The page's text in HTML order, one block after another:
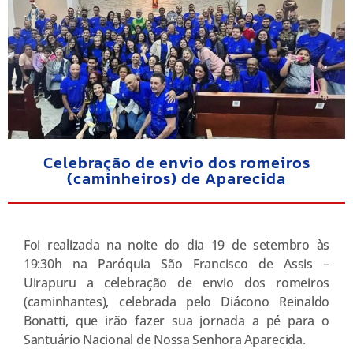
Celebração de envio dos romeiros
(caminheiros) de Aparecida
Foi realizada na noite do dia 19 de setembro às
19:30h na Paróquia São Francisco de Assis –
Uirapuru a celebração de envio dos romeiros
(caminhantes), celebrada pelo Diácono Reinaldo
Bonatti, que irão fazer sua jornada a pé para o
Santuário Nacional de Nossa Senhora Aparecida.